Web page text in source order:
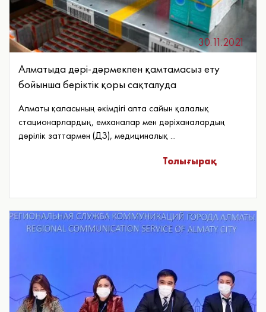
30.11.2021
Алматыда дәрі-дәрмекпен қамтамасыз ету
бойынша беріктік қоры сақталуда
Алматы қаласының әкімдігі апта сайын қалалық
стационарлардың, емханалар мен дәріханалардың
дәрілік заттармен (ДЗ), медициналық ...
Толығырақ